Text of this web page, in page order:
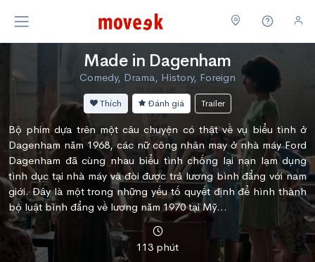
Made in Dagenham
Comedy, Drama, History, Foreign
Thích Đánh giá Trailer
Bộ phim dựa trên một câu chuyện có thật về vụ biểu tình ở
Dagenham năm 1968, các nữ công nhân may ở nhà máy Ford
Dagenham đã cùng nhau biểu tình chống lại nạn lạm dụng
tình dục tại nhà máy và đòi được trả lương bình đẳng với nam
giới. Đây là một trong những yếu tố quyết định để hình thành
bộ luật bình đẳng về lương năm 1970 tại Mỹ...
113 phút